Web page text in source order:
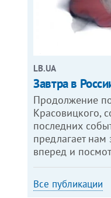
LB.UA
Завтра в
Продолжение
Красовицкого,
последних
предлагает нам
вперед и
Все публикации